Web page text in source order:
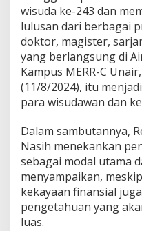
a
r
i
I
l
m
d
a
H
i
m
a
h
!
wisuda ke-243 dan
lulusan dari berbagai
doktor, magister,
yang berlangsung di
Kampus MERR-C
(11/8/2024), itu
para wisudawan dan
Dalam sambutannya,
Nasih menekankan
sebagai modal utama
menyampaikan,
kekayaan finansial
pengetahuan yang
luas.